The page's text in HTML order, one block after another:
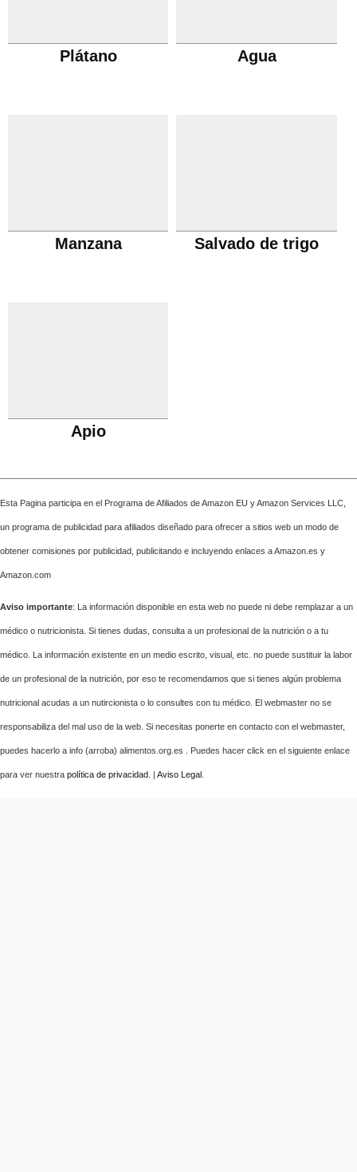
Plátano Agua
Manzana Salvado de trigo
Apio
Esta Pagina participa en el Programa de Afiliados de Amazon EU y Amazon Services LLC,
un programa de publicidad para afiliados diseñado para ofrecer a sitios web un modo de
obtener comisiones por publicidad, publicitando e incluyendo enlaces a Amazon.es y
Amazon.com
Aviso importante: La información disponible en esta web no puede ni debe remplazar a un
médico o nutricionista. Si tienes dudas, consulta a un profesional de la nutrición o a tu
médico. La información existente en un medio escrito, visual, etc. no puede sustituir la labor
de un profesional de la nutrición, por eso te recomendamos que si tienes algún problema
nutricional acudas a un nutircionista o lo consultes con tu médico. El webmaster no se
responsabiliza del mal uso de la web. Si necesitas ponerte en contacto con el webmaster,
puedes hacerlo a info (arroba) alimentos.org.es . Puedes hacer click en el siguiente enlace
para ver nuestra política de privacidad . | Aviso Legal